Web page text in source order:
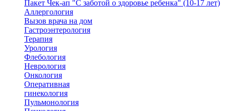
Пакет Чек-ап "С заботой о здоровье ребенка" (10-17 лет)
Аллергология
Вызов врача на дом
Гастроэнтерология
Терапия
Урология
Флебология
Неврология
Онкология
Оперативная
гинекология
Пульмонология